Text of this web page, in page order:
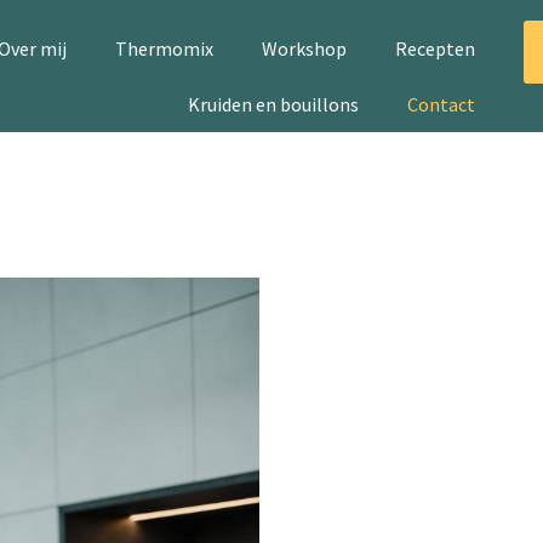
mij Thermomix Workshop Recepten
Kruiden en bouillons Contact